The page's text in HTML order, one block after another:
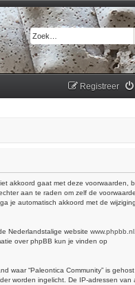
Registreer
akkoord gaat met deze voorwaarden,
aan te raden om zelf de
je automatisch akkoord met de
Nederlandstalige website www.phpbb.nl
over phpBB kun je vinden op
waar “Paleontica Community” is
worden ingelicht. De IP-adressen van